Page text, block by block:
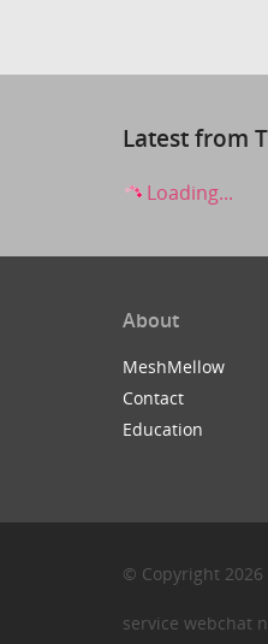
Latest from
Loading...
About
MeshMellow
Contact
Education
© Copyright 2026
service webchat